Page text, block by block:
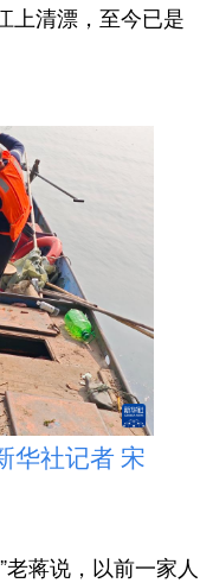
北
海
建
北 湖南
南 重庆
南 西藏
上清漂，至今已是
社记者 宋
蒋说，以前一家人